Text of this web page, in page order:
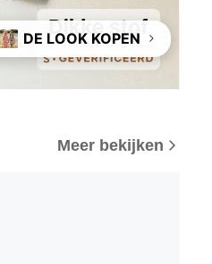
DE LOOK KOPEN
Meer bekijken